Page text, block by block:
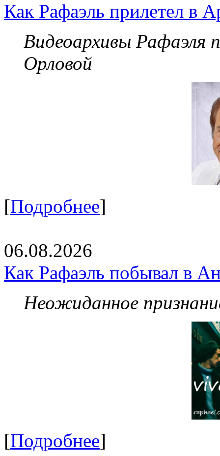
Как Рафаэль прилетел в
Видеоархивы Рафаэля
Орловой
[Подробнее]
06.08.2026
Как Рафаэль побывал в
Неожиданное
[Подробнее]